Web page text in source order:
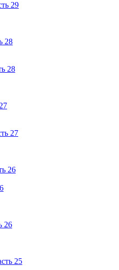
29
28
28
27
27
26
26
25